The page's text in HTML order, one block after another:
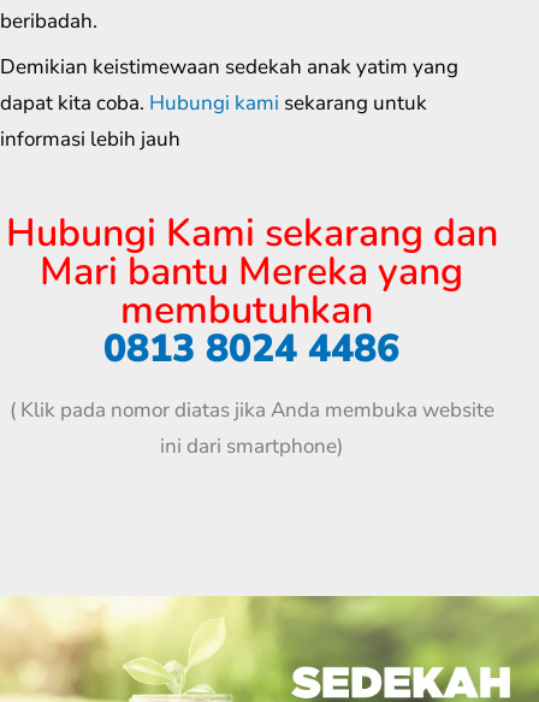
beribadah.
Demikian keistimewaan sedekah anak yatim yang
dapat kita coba. Hubungi kami sekarang untuk
informasi lebih jauh
Hubungi Kami sekarang dan
Mari bantu Mereka yang
membutuhkan
0813 8024 4486
( Klik pada nomor diatas jika Anda membuka website
ini dari smartphone)